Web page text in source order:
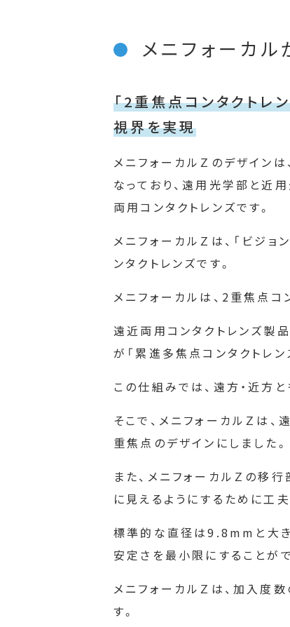
メニフォーカ
「2重焦点コンタクトレ
視界を実現
メニフォーカルＺのデザイン
なっており、遠用光学部と近
両用コンタクトレンズです。
メニフォーカルＺは、「ビジョ
ンタクトレンズです。
メニフォーカルは、2重焦点コ
遠近両用コンタクトレンズ製
が「累進多焦点コンタクトレン
この仕組みでは、遠方・近方
そこで、メニフォーカルＺは
重焦点のデザインにしました
また、メニフォーカルＺの移
に見えるようにするために工
標準的な直径は9.8mmと大き
安定さを最小限にすることがで
メニフォーカルＺは、加入度
す。